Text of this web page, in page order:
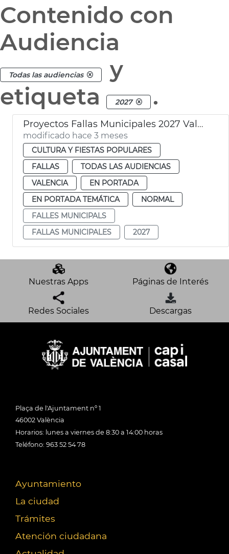
Contenido con
Audiencia
Todas las audiencias
y
etiqueta
2027 .
Proyectos Fallas Municipales 2027 València
modificado hace 3 meses
CULTURA Y FIESTAS POPULARES
FALLAS
TODAS LAS AUDIENCIAS
VALENCIA
EN PORTADA
EN PORTADA TEMÁTICA
NORMAL
FALLES MUNICIPALS
FALLAS MUNICIPALES
2027
Nuestras Apps Páginas de Interés
Redes Sociales Descargas
Plaça de l'Ajuntament nº 1
46002 València
Horarios: lunes a viernes de 8:30 a 14:00 horas
Teléfono: 963 52 54 78
Ayuntamiento
La ciudad
Trámites
Atención ciudadana